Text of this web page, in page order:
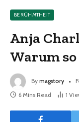
BERÜHMTHEIT
Anja
Warum
By magstory
6 Mins Read
1